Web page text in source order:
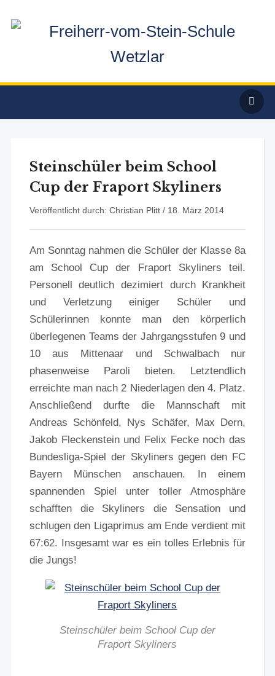
Steinschüler beim School
Cup der Fraport Skyliners
Veröffentlicht durch: Christian Plitt / 18. März 2014
Am Sonntag nahmen die Schüler der Klasse 8a
am School Cup der Fraport Skyliners teil.
Personell deutlich dezimiert durch Krankheit
und Verletzung einiger Schüler und
Schülerinnen konnte man den körperlich
überlegenen Teams der Jahrgangsstufen 9 und
10 aus Mittenaar und Schwalbach nur
phasenweise Paroli bieten. Letztendlich
erreichte man nach 2 Niederlagen den 4. Platz.
Anschließend durfte die Mannschaft mit
Andreas Schönfeld, Nys Schäfer, Max Dern,
Jakob Fleckenstein und Felix Fecke noch das
Bundesliga-Spiel der Skyliners gegen den FC
Bayern Münschen anschauen. In einem
spannenden Spiel unter toller Atmosphäre
schafften die Skyliners die Sensation und
schlugen den Ligaprimus am Ende verdient mit
67:62. Insgesamt war es ein tolles Erlebnis für
die Jungs!
Steinschüler beim School Cup der
Fraport Skyliners